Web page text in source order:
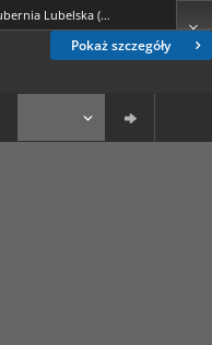
Pokaż szczegóły
Gubernia Lubelska (Polska). Rząd Gubernialny.